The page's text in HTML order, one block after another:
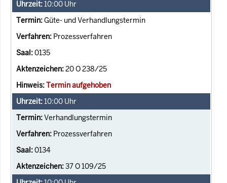
10:00 Uhr
Güte- und Verhandlungstermin
Prozessverfahren
0135
20 O 238/25
Termin aufgehoben
10:00 Uhr
Verhandlungstermin
Prozessverfahren
0134
37 O 109/25